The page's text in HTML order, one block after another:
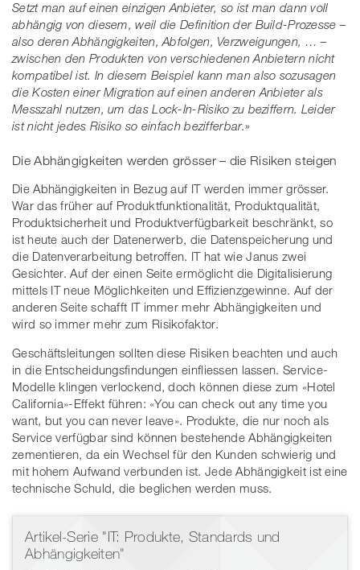
Setzt man auf einen einzigen Anbieter, so ist man dann voll
abhängig von diesem, weil die Definition der Build-Prozesse –
also deren Abhängigkeiten, Abfolgen, Verzweigungen, … –
zwischen den Produkten von verschiedenen Anbietern nicht
kompatibel ist. In diesem Beispiel kann man also sozusagen
die Kosten einer Migration auf einen anderen Anbieter als
Messzahl nutzen, um das Lock-In-Risiko zu beziffern. Leider
ist nicht jedes Risiko so einfach bezifferbar.»
Die Abhängigkeiten werden grösser – die Risiken steigen
Die Abhängigkeiten in Bezug auf IT werden immer grösser.
War das früher auf Produktfunktionalität, Produktqualität,
Produktsicherheit und Produktverfügbarkeit beschränkt, so
ist heute auch der Datenerwerb, die Datenspeicherung und
die Datenverarbeitung betroffen. IT hat wie Janus zwei
Gesichter. Auf der einen Seite ermöglicht die Digitalisierung
mittels IT neue Möglichkeiten und Effizienzgewinne. Auf der
anderen Seite schafft IT immer mehr Abhängigkeiten und
wird so immer mehr zum Risikofaktor.
Geschäftsleitungen sollten diese Risiken beachten und auch
in die Entscheidungsfindungen einfliessen lassen. Service-
Modelle klingen verlockend, doch können diese zum «Hotel
California»-Effekt führen: «You can check out any time you
want, but you can never leave». Produkte, die nur noch als
Service verfügbar sind können bestehende Abhängigkeiten
zementieren, da ein Wechsel für den Kunden schwierig und
mit hohem Aufwand verbunden ist. Jede Abhängigkeit ist eine
technische Schuld, die beglichen werden muss.
Artikel-Serie "IT: Produkte, Standards und
Abhängigkeiten"